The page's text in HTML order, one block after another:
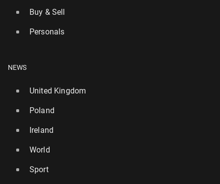
Buy & Sell
Personals
NEWS
United Kingdom
Poland
Ireland
World
Sport